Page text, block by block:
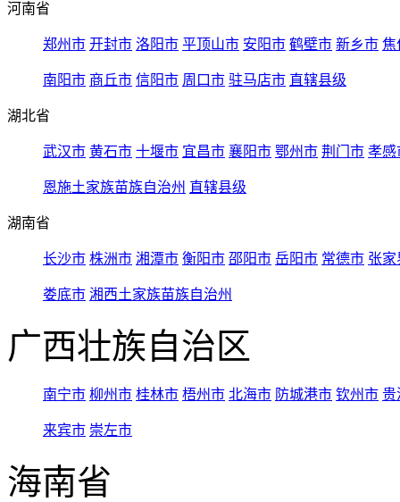
河南省
郑州市 开封市 洛阳市 平顶山市 安阳市 鹤壁市 新乡市 焦
南阳市 商丘市 信阳市 周口市 驻马店市 直辖县级
湖北省
武汉市 黄石市 十堰市 宜昌市 襄阳市 鄂州市 荆门市 孝感
恩施土家族苗族自治州 直辖县级
湖南省
长沙市 株洲市 湘潭市 衡阳市 邵阳市 岳阳市 常德市 张家
娄底市 湘西土家族苗族自治州
广西壮族自治区
南宁市 柳州市 桂林市 梧州市 北海市 防城港市 钦州市 贵
来宾市 崇左市
海南省